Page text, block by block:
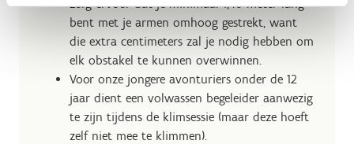
Zorg ervoor dat je minimaal 1,40 meter lang
bent met je armen omhoog gestrekt, want
die extra centimeters zal je nodig hebben om
elk obstakel te kunnen overwinnen.
Voor onze jongere avonturiers onder de 12
jaar dient een volwassen begeleider aanwezig
te zijn tijdens de klimsessie (maar deze hoeft
zelf niet mee te klimmen).